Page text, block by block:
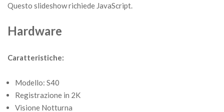
Questo slideshow richiede JavaScript.
Hardware
Caratteristiche:
Modello: S40
Registrazione in 2K
Visione Notturna